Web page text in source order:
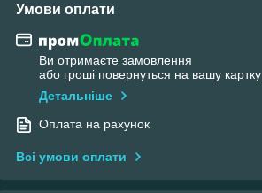
Умови оплати
Ви отримаєте замовлення
або гроші повернуться на вашу картку
Детальніше
Оплата на рахунок
Всі умови оплати